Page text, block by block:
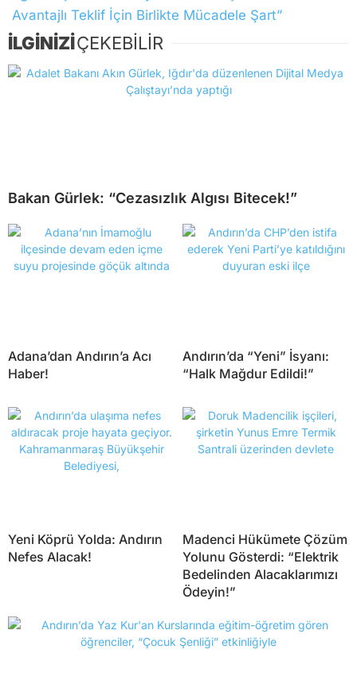
Avantajlı Teklif İçin Birlikte Mücadele Şart”
İLGİNİZİÇEKEBİLİR
Bakan Gürlek: “Cezasızlık Algısı Bitecek!”
Adana’dan Andırın’a Acı
Haber!
Andırın’da “Yeni” İsyanı:
“Halk Mağdur Edildi!”
Yeni Köprü Yolda: Andırın
Nefes Alacak!
Madenci Hükümete Çözüm
Yolunu Gösterdi: “Elektrik
Bedelinden Alacaklarımızı
Ödeyin!”